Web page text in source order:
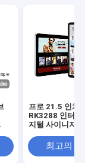
프로 21.5 인치
RK3288 인터랙
지털 사이니지
10 적외선 리모
LCD AD 플레이
최고의